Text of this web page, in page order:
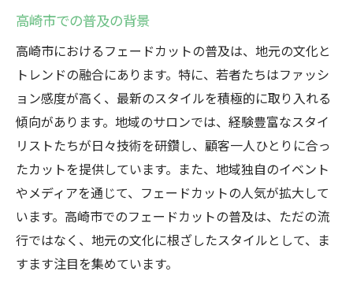
高崎市での普及の背景
高崎市におけるフェードカットの普及は、地元の文化と
トレンドの融合にあります。特に、若者たちはファッシ
ョン感度が高く、最新のスタイルを積極的に取り入れる
傾向があります。地域のサロンでは、経験豊富なスタイ
リストたちが日々技術を研鑽し、顧客一人ひとりに合っ
たカットを提供しています。また、地域独自のイベント
やメディアを通じて、フェードカットの人気が拡大して
います。高崎市でのフェードカットの普及は、ただの流
行ではなく、地元の文化に根ざしたスタイルとして、ま
すます注目を集めています。